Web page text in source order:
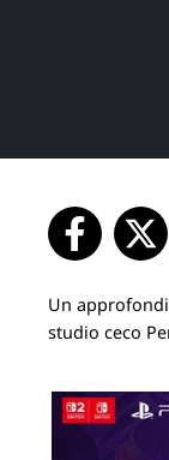
Un
studio ceco